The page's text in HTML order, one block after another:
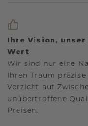
Ihre Vision, unser
Wert
Wir sind nur eine
Ihren Traum
Verzicht auf
unübertroffene
Preisen.